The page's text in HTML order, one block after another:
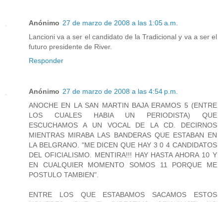
Anónimo 27 de marzo de 2008 a las 1:05 a.m.
Lancioni va a ser el candidato de la Tradicional y va a ser el
futuro presidente de River.
Responder
Anónimo 27 de marzo de 2008 a las 4:54 p.m.
ANOCHE EN LA SAN MARTIN BAJA ERAMOS 5 (ENTRE
LOS CUALES HABIA UN PERIODISTA) QUE
ESCUCHAMOS A UN VOCAL DE LA CD. DECIRNOS
MIENTRAS MIRABA LAS BANDERAS QUE ESTABAN EN
LA BELGRANO. "ME DICEN QUE HAY 3 0 4 CANDIDATOS
DEL OFICIALISMO. MENTIRA!!! HAY HASTA AHORA 10 Y
EN CUALQUIER MOMENTO SOMOS 11 PORQUE ME
POSTULO TAMBIEN".
ENTRE LOS QUE ESTABAMOS SACAMOS ESTOS